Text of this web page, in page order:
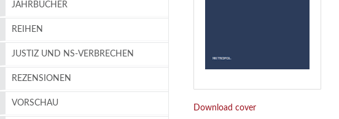
JAHRBÜCHER
REIHEN
JUSTIZ UND NS-VERBRECHEN
REZENSIONEN
VORSCHAU
Download cover